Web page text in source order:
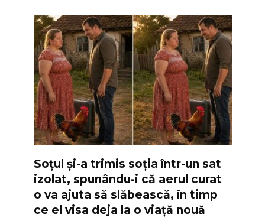
Soțul și-a trimis soția într-un sat
izolat, spunându-i că aerul curat
o va ajuta să slăbească, în timp
ce el visa deja la o viață nouă